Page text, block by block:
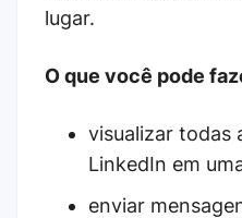
lugar.
O que você pode
visualizar todas
LinkedIn em
enviar